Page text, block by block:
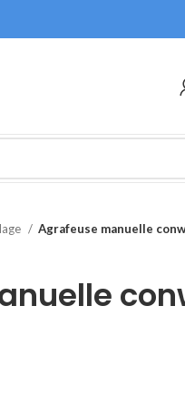
Agrafeuse manuelle